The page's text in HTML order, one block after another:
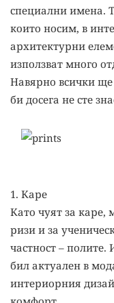
специални имена.
които носим, в
архитектурни
използват много
Навярно всички
би досега не сте
1. Каре
Като чуят за каре,
ризи и за
частност – полите.
бил актуален в
интериорния